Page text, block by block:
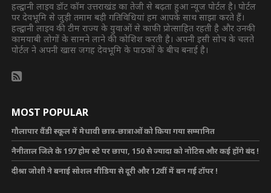
हल्द्वानी लाइव डॉट कॉम उत्तराखंड का तेजी से बढ़ता हुआ न्यूज पोर्टल है। पोर्टल
पर देवभूमि से जुड़ी तमाम बड़ी गतिविधियां हम आपके साथ साझा करते हैं।
हल्द्वानी लाइव की टीम राज्य के युवाओं से काफी प्रोत्साहित रहती है और उनकी
कामयाबी लोगों के सामने लाने की कोशिश करती है। अपनी इसी सोच के चलते
पोर्टल ने अपनी खास जगह देवभूमि के पाठकों के बीच बनाई है।
MOST POPULAR
गौलापार वैंडी स्कूल में मेधावी छात्र-छात्राओं को किया गया सम्मानित
नैनीताल जिले के 197 होम स्टे पर छापा, 150 से ज्यादा को नोटिस और कई होंगे बंद !
दीश्रा जोशी ने बनाई सोशल मीडिया से दूरी और 12वीं में बन गई टॉपर !